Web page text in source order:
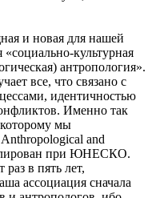
и новая для нашей
культурная
антропология».
все, что связано с
идентичностью
Именно так
мы
and
при ЮНЕСКО.
в пять лет,
ассоциация сначала